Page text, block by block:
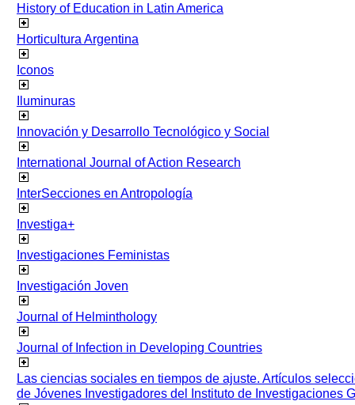
History of Education in Latin America
Horticultura Argentina
Iconos
Iluminuras
Innovación y Desarrollo Tecnológico y Social
International Journal of Action Research
InterSecciones en Antropología
Investiga+
Investigaciones Feministas
Investigación Joven
Journal of Helminthology
Journal of Infection in Developing Countries
Las ciencias sociales en tiempos de ajuste. Artículos
de Jóvenes Investigadores del Instituto de Investigaciones